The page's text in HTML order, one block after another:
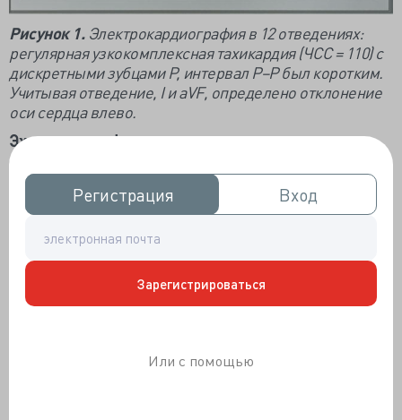
Регистрация
Регистрация Вход
Вход
Зарегистрироваться
Или с помощью
Рисунок 1.Электрокардиография в 12 отведениях:
регулярная узкокомплексная тахикардия (ЧСС = 110) с
дискретными зубцами Р, интервал Р–Р был коротким.
Учитывая отведение, I и aVF, определено отклонение
оси сердца влево.
Эхокардиография:нормальная систолическая
функция левого желудочка. Было проведено
электрофизиологическое исследование, и в
лаборатории электрофизиологии под внутривенной
седацией и местной анестезией были выполнены три
венозных доступа.
На исходной электрокардиографии (ЭКГ) была
выявлена предсердная тахикардия с
продолжительностью цикла тахикардии 300 мс(рис.